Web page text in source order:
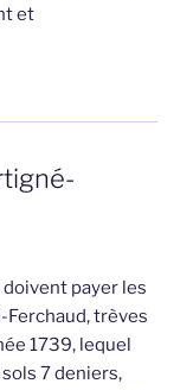
et
payer les
Ferchaud, trèves
1739, lequel
7 deniers,